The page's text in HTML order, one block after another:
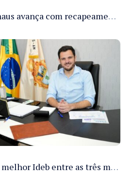
Prefeitura de Manaus avança com recapeamento no Parque Rio Solimões e cobre cerca de 30 ruas
Manaus alcança o melhor Ideb entre as três maiores redes municipais do país em 2025 com avanço na aprendizagem